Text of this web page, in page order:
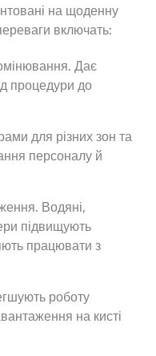
на щоденну
включать:
Дає
процедури до
для різних зон та
персоналу й
Водяні,
підвищують
працювати з
роботу
на кисті